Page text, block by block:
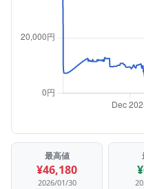
最高値
¥46,180
2026/01/30